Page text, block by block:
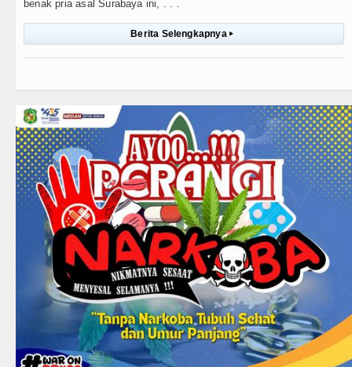
benak pria asal Surabaya ini, . . .
Berita Selengkapnya ▸